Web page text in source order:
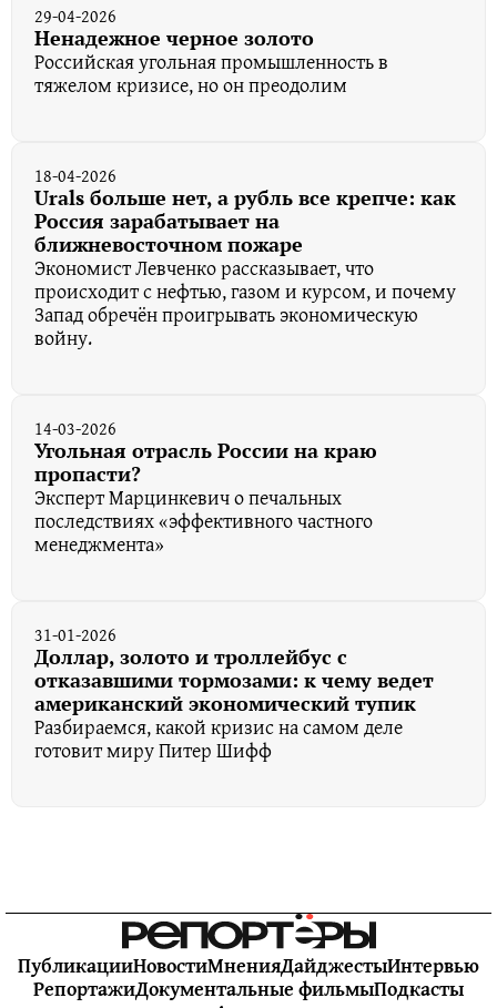
29-04-2026
Ненадежное черное золото
Российская угольная промышленность в
тяжелом кризисе, но он преодолим
18-04-2026
Urals больше нет, а рубль все крепче: как
Россия зарабатывает на
ближневосточном пожаре
Экономист Левченко рассказывает, что
происходит с нефтью, газом и курсом, и почему
Запад обречён проигрывать экономическую
войну.
14-03-2026
Угольная отрасль России на краю
пропасти?
Эксперт Марцинкевич о печальных
последствиях «эффективного частного
менеджмента»
31-01-2026
Доллар, золото и троллейбус с
отказавшими тормозами: к чему ведет
американский экономический тупик
Разбираемся, какой кризис на самом деле
готовит миру Питер Шифф
ПубликацииНовостиМненияДайджестыИнтервью
РепортажиДокументальные фильмыПодкасты